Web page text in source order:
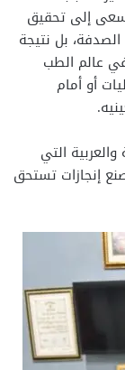
إلى تحقيق
بل نتيجة
عالم الطب
أو أمام
التي
إنجازات تستحق